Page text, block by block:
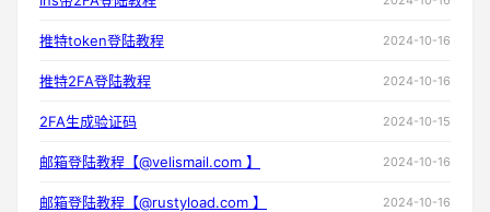
推特token登陆教程 2024-10-16
推特2FA登陆教程 2024-10-16
2FA生成验证码 2024-10-15
邮箱登陆教程【@velismail.com 】 2024-10-16
邮箱登陆教程【@rustyload.com 】 2024-10-16